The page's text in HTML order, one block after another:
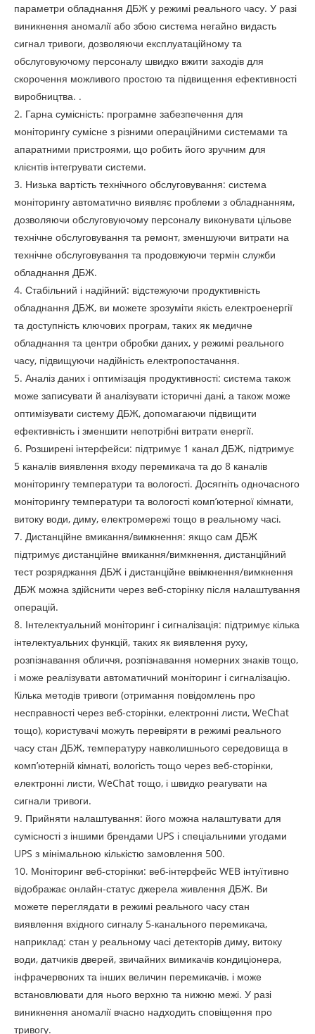
параметри обладнання ДБЖ у режимі реального часу. У разі
виникнення аномалії або збою система негайно видасть
сигнал тривоги, дозволяючи експлуатаційному та
обслуговуючому персоналу швидко вжити заходів для
скорочення можливого простою та підвищення ефективності
виробництва. .
2. Гарна сумісність: програмне забезпечення для
моніторингу сумісне з різними операційними системами та
апаратними пристроями, що робить його зручним для
клієнтів інтегрувати системи.
3. Низька вартість технічного обслуговування: система
моніторингу автоматично виявляє проблеми з обладнанням,
дозволяючи обслуговуючому персоналу виконувати цільове
технічне обслуговування та ремонт, зменшуючи витрати на
технічне обслуговування та продовжуючи термін служби
обладнання ДБЖ.
4. Стабільний і надійний: відстежуючи продуктивність
обладнання ДБЖ, ви можете зрозуміти якість електроенергії
та доступність ключових програм, таких як медичне
обладнання та центри обробки даних, у режимі реального
часу, підвищуючи надійність електропостачання.
5. Аналіз даних і оптимізація продуктивності: система також
може записувати й аналізувати історичні дані, а також може
оптимізувати систему ДБЖ, допомагаючи підвищити
ефективність і зменшити непотрібні витрати енергії.
6. Розширені інтерфейси: підтримує 1 канал ДБЖ, підтримує
5 каналів виявлення входу перемикача та до 8 каналів
моніторингу температури та вологості. Досягніть одночасного
моніторингу температури та вологості комп’ютерної кімнати,
витоку води, диму, електромережі тощо в реальному часі.
7. Дистанційне вмикання/вимкнення: якщо сам ДБЖ
підтримує дистанційне вмикання/вимкнення, дистанційний
тест розряджання ДБЖ і дистанційне ввімкнення/вимкнення
ДБЖ можна здійснити через веб-сторінку після налаштування
операцій.
8. Інтелектуальний моніторинг і сигналізація: підтримує кілька
інтелектуальних функцій, таких як виявлення руху,
розпізнавання обличчя, розпізнавання номерних знаків тощо,
і може реалізувати автоматичний моніторинг і сигналізацію.
Кілька методів тривоги (отримання повідомлень про
несправності через веб-сторінки, електронні листи, WeChat
тощо), користувачі можуть перевіряти в режимі реального
часу стан ДБЖ, температуру навколишнього середовища в
комп’ютерній кімнаті, вологість тощо через веб-сторінки,
електронні листи, WeChat тощо, і швидко реагувати на
сигнали тривоги.
9. Прийняти налаштування: його можна налаштувати для
сумісності з іншими брендами UPS і спеціальними угодами
UPS з мінімальною кількістю замовлення 500.
10. Моніторинг веб-сторінки: веб-інтерфейс WEB інтуїтивно
відображає онлайн-статус джерела живлення ДБЖ. Ви
можете переглядати в режимі реального часу стан
виявлення вхідного сигналу 5-канального перемикача,
наприклад: стан у реальному часі детекторів диму, витоку
води, датчиків дверей, звичайних вимикачів кондиціонера,
інфрачервоних та інших величин перемикачів. і може
встановлювати для нього верхню та нижню межі. У разі
виникнення аномалії вчасно надходить сповіщення про
тривогу.